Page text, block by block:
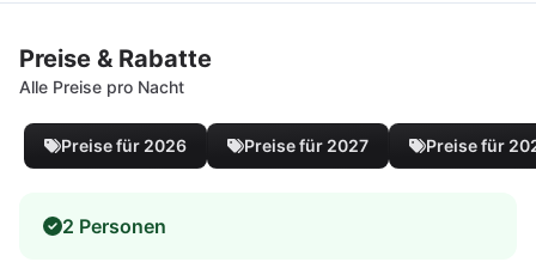
Preise & Rabatte
Alle Preise pro Nacht
Preise für 2026 Preise für 2027 Preise für
2 Personen